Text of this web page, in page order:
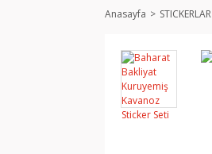
Anasayfa STICKERLAR